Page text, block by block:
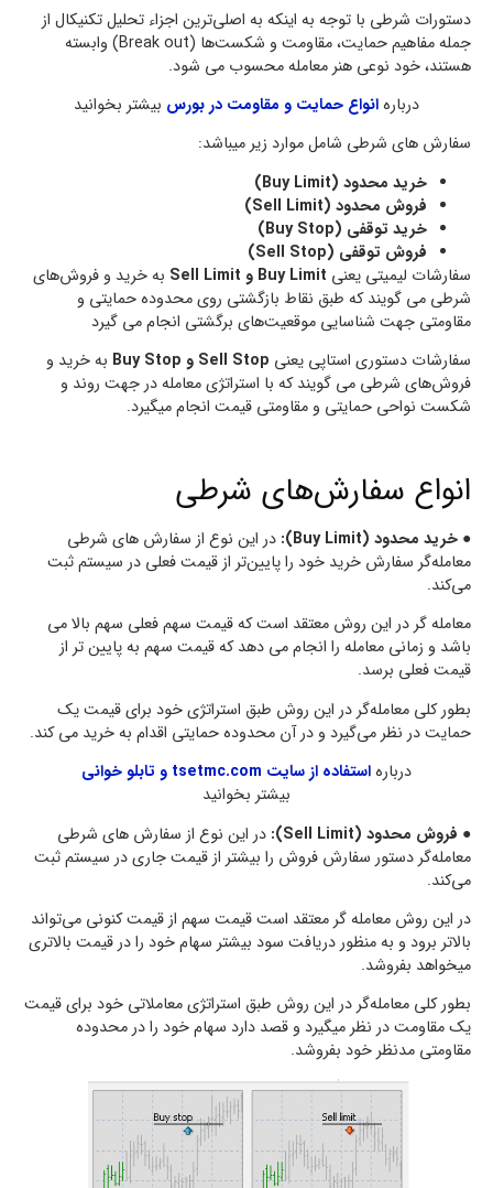
دستورات شرطی با توجه به اینکه به اصلی‌ترین اجزاء تحلیل تکنیکال از
جمله مفاهیم حمایت، مقاومت و شکست‌ها (Break out) وابسته
هستند، خود نوعی هنر معامله محسوب می شود.
دربارهانواع حمایت و مقاومت در بورس بیشتر بخوانید
سفارش های شرطی شامل موارد زیر میباشد:
خرید محدود (Buy Limit)
فروش محدود (Sell Limit)
خرید توقفی (Buy Stop)
فروش توقفی (Sell Stop)
سفارشات لیمیتی یعنی Buy Limit و Sell Limit
به خرید و فروش‌های
شرطی می گویند که طبق نقاط بازگشتی روی محدوده حمایتی و
مقاومتی جهت شناسایی موقعیت‌های برگشتی انجام می گیرد
سفارشات دستوری استاپی یعنی Sell Stop و Buy Stop
به خرید و
فروش‌های شرطی می گویند که با استراتژی معامله در جهت روند و
شکست نواحی حمایتی و مقاومتی قیمت انجام میگیرد.
انواع سفارش‌های شرطی
● خرید محدود (Buy Limit):
در این نوع از سفارش های شرطی
معامله‌گر سفارش خرید خود را پایین‌تر از قیمت فعلی در سیستم ثبت
می‌کند.
معامله گر در این روش معتقد است که قیمت سهم فعلی سهم بالا می
باشد و زمانی معامله را انجام می دهد که قیمت سهم به پایین تر از
قیمت فعلی برسد.
بطور کلی معامله‌گر در این روش طبق استراتژی خود برای قیمت یک
حمایت در نظر می‌گیرد و در آن محدوده حمایتی اقدام به خرید می کند.
دربارهاستفاده از سایت tsetmc.com و تابلو خوانی
بیشتر بخوانید
● فروش محدود (Sell Limit):
در این نوع از سفارش های شرطی
معامله‌گر دستور سفارش فروش را بیشتر از قیمت جاری در سیستم ثبت
می‌کند.
در این روش معامله گر معتقد است قیمت سهم از قیمت کنونی می‌تواند
بالاتر برود و به منظور دریافت سود بیشتر سهام خود را در قیمت بالاتری
میخواهد بفروشد.
بطور کلی معامله‌گر در این روش طبق استراتژی معاملاتی خود برای قیمت
یک مقاومت در نظر میگیرد و قصد دارد سهام خود را در محدوده
مقاومتی مدنظر خود بفروشد.